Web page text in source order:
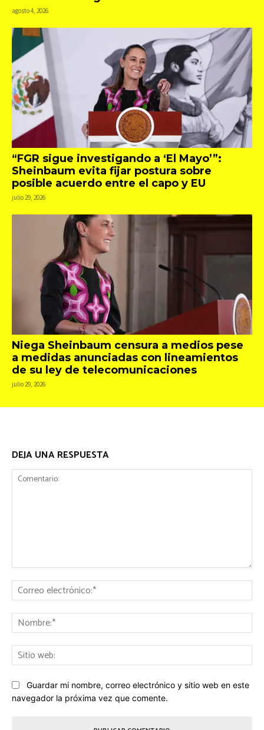
agosto 4, 2026
“FGR sigue investigando a ‘El Mayo’”:
Sheinbaum evita fijar postura sobre
posible acuerdo entre el capo y EU
julio 29, 2026
Niega Sheinbaum censura a medios pese
a medidas anunciadas con lineamientos
de su ley de telecomunicaciones
julio 29, 2026
DEJA UNA RESPUESTA
Guardar mi nombre, correo electrónico y sitio web en este
navegador la próxima vez que comente.